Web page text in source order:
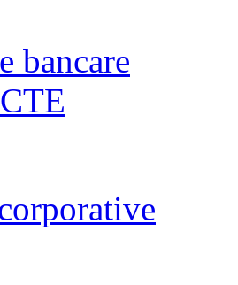
bancare